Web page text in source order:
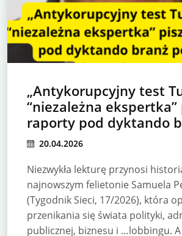
„Antykorupcyjny test
“niezależna ekspertka”
raporty pod dyktando
poniesie konsekwencje?
20.04.2026
Niezwykła lekturę przynosi
najnowszym felietonie Samuela
(Tygodnik Sieci, 17/2026), która
przenikania się świata polityki,
publicznej, biznesu i …lobbingu.